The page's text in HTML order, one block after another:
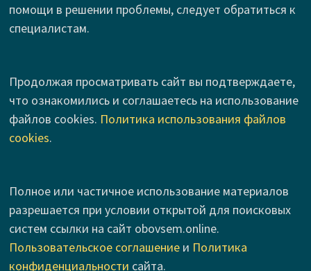
помощи в решении проблемы, следует обратиться к
специалистам.
Продолжая просматривать сайт вы подтверждаете,
что ознакомились и соглашаетесь на использование
файлов cookies. Политика использования файлов
cookies.
Полное или частичное использование материалов
разрешается при условии открытой для поисковых
систем ссылки на сайт obovsem.online.
Пользовательское соглашениеи Политика
конфиденциальности сайта.